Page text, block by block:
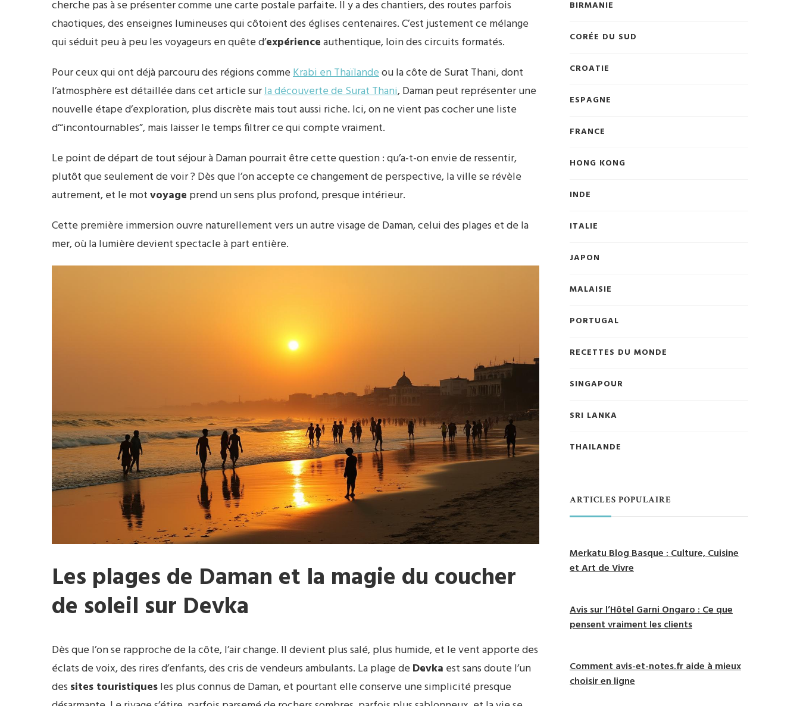
cherche pas à se présenter comme une carte postale parfaite. Il y a des chantiers, des routes parfois
chaotiques, des enseignes lumineuses qui côtoient des églises centenaires. C’est justement ce mélange
qui séduit peu à peu les voyageurs en quête d’expérienceauthentique, loin des circuits formatés.
Pour ceux qui ont déjà parcouru des régions commeKrabi en Thaïlandeou la côte de Surat Thani, dont
l’atmosphère est détaillée dans cet article surla découverte de Surat Thani, Daman peut représenter une
nouvelle étape d’exploration, plus discrète mais tout aussi riche. Ici, on ne vient pas cocher une liste
d’“incontournables”, mais laisser le temps filtrer ce qui compte vraiment.
Le point de départ de tout séjour à Daman pourrait être cette question : qu’a-t-on envie de ressentir,
plutôt que seulement de voir ? Dès que l’on accepte ce changement de perspective, la ville se révèle
autrement, et le motvoyage prend un sens plus profond, presque intérieur.
Cette première immersion ouvre naturellement vers un autre visage de Daman, celui des plages et de la
mer, où la lumière devient spectacle à part entière.
Les plages de Daman et la magie du coucher
de soleil sur Devka
Dès que l’on se rapproche de la côte, l’air change. Il devient plus salé, plus humide, et le vent apporte des
éclats de voix, des rires d’enfants, des cris de vendeurs ambulants. La plage de Devka est sans doute l’un
des sites touristiquesles plus connus de Daman, et pourtant elle conserve une simplicité presque
BIRMANIE
CORÉE DU SUD
CROATIE
ESPAGNE
FRANCE
HONG KONG
INDE
ITALIE
JAPON
MALAISIE
PORTUGAL
RECETTES DU MONDE
SINGAPOUR
SRI LANKA
THAILANDE
ARTICLES POPULAIRE
Merkatu Blog Basque : Culture, Cuisine
et Art de Vivre
Avis sur l’Hôtel Garni Ongaro : Ce que
pensent vraiment les clients
Comment avis-et-notes.fr aide à mieux
choisir en ligne